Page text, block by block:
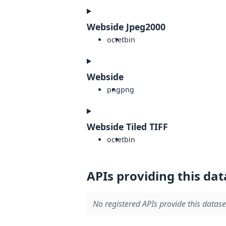
Webside Jpeg2000
octetbin
Webside
pngpng
Webside Tiled TIFF
octetbin
APIs providing this
No registered APIs provide this